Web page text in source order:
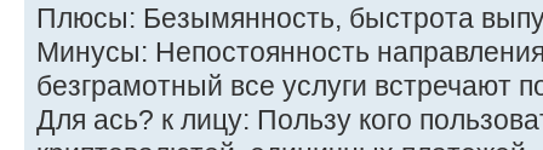
Плюсы: Безымянность, быстрота
Минусы: Непостоянность
безграмотный все услуги встречают
Для ась? к лицу: Пользу кого